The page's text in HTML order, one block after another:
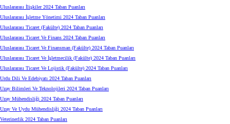
Uluslararası İlişkiler 2024 Taban Puanları
Uluslararası İşletme Yönetimi 2024 Taban Puanları
Uluslararası Ticaret (Fakülte) 2024 Taban Puanları
Uluslararası Ticaret Ve Finans 2024 Taban Puanları
Uluslararası Ticaret Ve Finansman (Fakülte) 2024 Taban Puanları
Uluslararası Ticaret Ve İşletmecilik (Fakülte) 2024 Taban Puanları
Uluslararası Ticaret Ve Lojistik (Fakülte) 2024 Taban Puanları
Urdu Dili Ve Edebiyatı 2024 Taban Puanları
Uzay Bilimleri Ve Teknolojileri 2024 Taban Puanları
Uzay Mühendisliği 2024 Taban Puanları
Uzay Ve Uydu Mühendisliği 2024 Taban Puanları
Veterinerlik 2024 Taban Puanları